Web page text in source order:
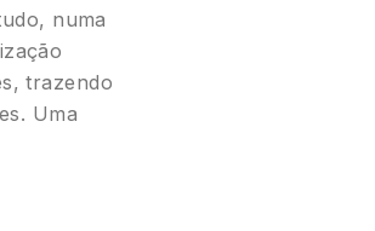
numa
trazendo
Uma